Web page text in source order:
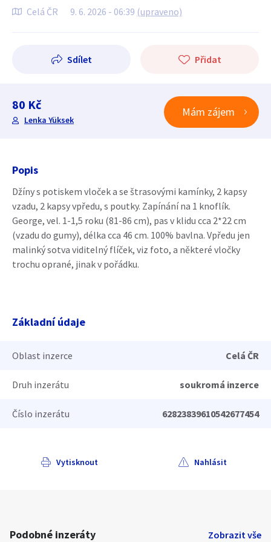
Celá ČR 9. 6. 2026 - 06:39 (upraveno)
Sdílet Přidat
80 Kč
Lenka Yüksek
Mám zájem
Popis
Džíny s potiskem vloček a se štrasovými kamínky, 2 kapsy
vzadu, 2 kapsy vpředu, s poutky. Zapínání na 1 knoflík.
George, vel. 1-1,5 roku (81-86 cm), pas v klidu cca 2*22 cm
(vzadu do gumy), délka cca 46 cm. 100% bavlna. Vpředu jen
malinký sotva viditelný flíček, viz foto, a některé vločky
trochu oprané, jinak v pořádku.
Základní údaje
Oblast inzerce Celá ČR
Druh inzerátu soukromá inzerce
Číslo inzerátu 62823839610542677454
Vytisknout Nahlásit
Podobné inzeráty Zobrazit vše